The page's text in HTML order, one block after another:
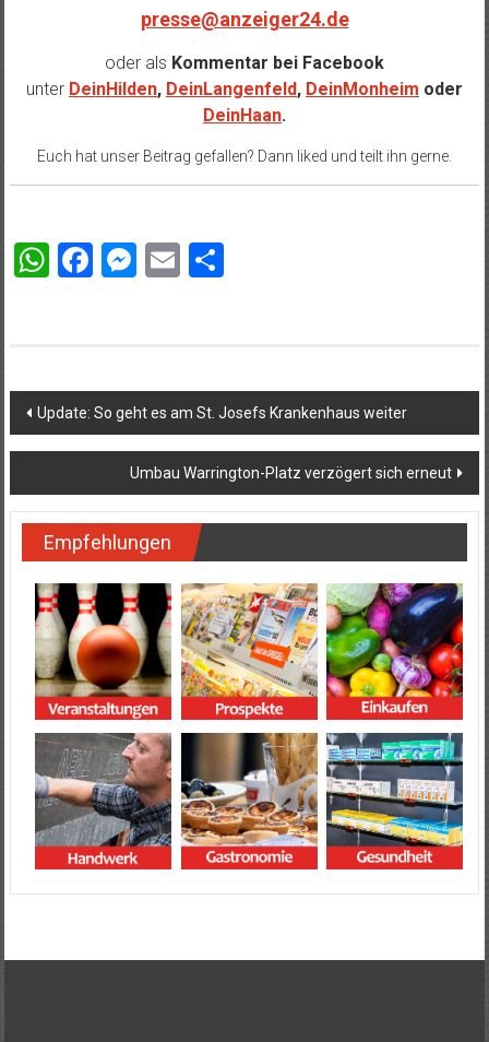
presse@anzeiger24.de
oder als Kommentar bei Facebook
unter DeinHilden, DeinLangenfeld, DeinMonheim oder
DeinHaan.
Euch hat unser Beitrag gefallen? Dann liked und teilt ihn gerne.
WhatsApp
Facebook
Messenger
EmailTeilen
Beitragsnavigation
Update: So geht es am St. Josefs Krankenhaus weiter
Umbau Warrington-Platz verzögert sich erneut
Empfehlungen